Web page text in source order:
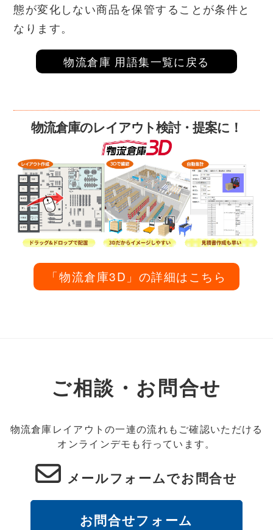
態が変化しない商品を保管することが条件と
なります。
物流倉庫 用語集一覧に戻る
物流倉庫のレイアウト検討・提案に！
「物流倉庫3D」の詳細はこちら
ご相談・お問合せ
物流倉庫レイアウトの一連の流れもご確認いただける
オンラインデモも行っています。
メールフォームでお問合せ
お問合せフォーム